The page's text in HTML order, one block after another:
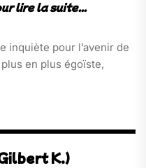
inquiète pour l’avenir de
en plus égoïste,
K.)